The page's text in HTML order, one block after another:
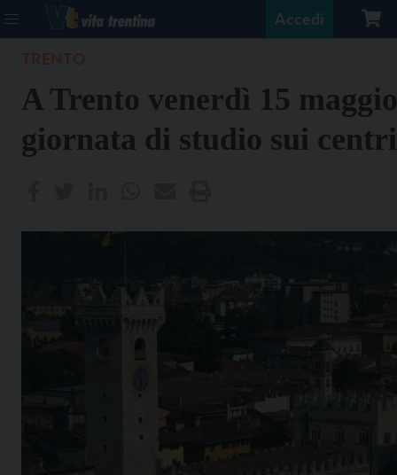
Accedi
A Trento venerdì 15
giornata di studio sui